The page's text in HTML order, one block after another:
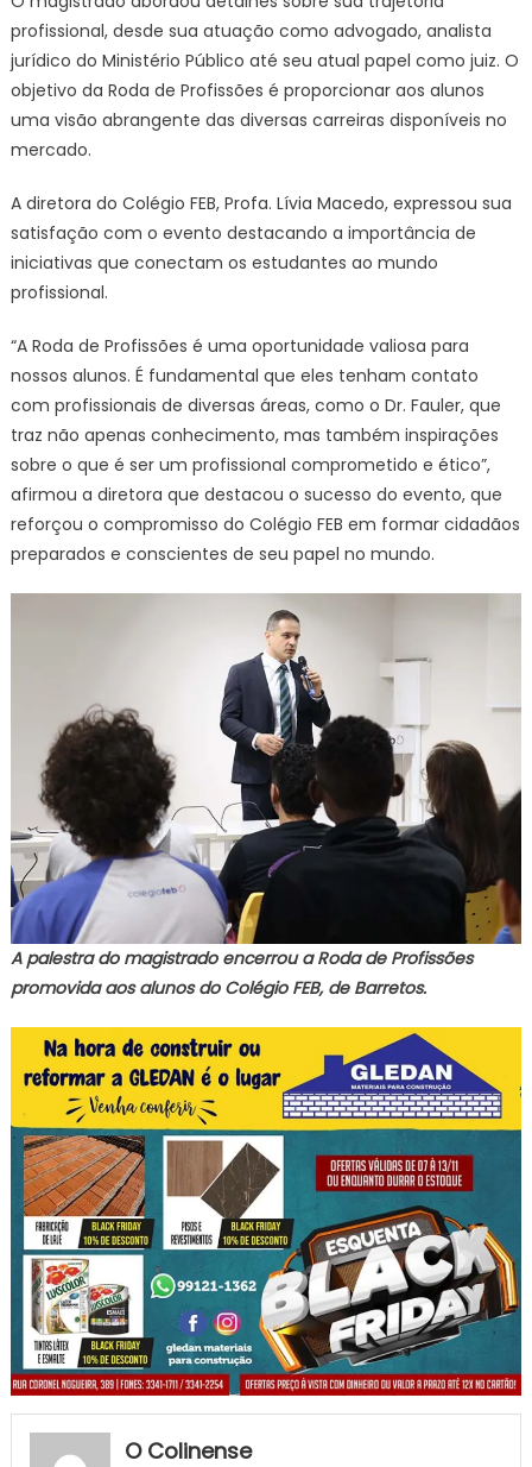
profissional, desde sua atuação como advogado, analista
jurídico do Ministério Público até seu atual papel como juiz. O
objetivo da Roda de Profissões é proporcionar aos alunos
uma visão abrangente das diversas carreiras disponíveis no
mercado.
A diretora do Colégio FEB, Profa. Lívia Macedo, expressou sua
satisfação com o evento destacando a importância de
iniciativas que conectam os estudantes ao mundo
profissional.
“A Roda de Profissões é uma oportunidade valiosa para
nossos alunos. É fundamental que eles tenham contato
com profissionais de diversas áreas, como o Dr. Fauler, que
traz não apenas conhecimento, mas também inspirações
sobre o que é ser um profissional comprometido e ético”,
afirmou a diretora que destacou o sucesso do evento, que
reforçou o compromisso do Colégio FEB em formar cidadãos
preparados e conscientes de seu papel no mundo.
A palestra do magistrado encerrou a Roda de Profissões
promovida aos alunos do Colégio FEB, de Barretos.
O Colinense